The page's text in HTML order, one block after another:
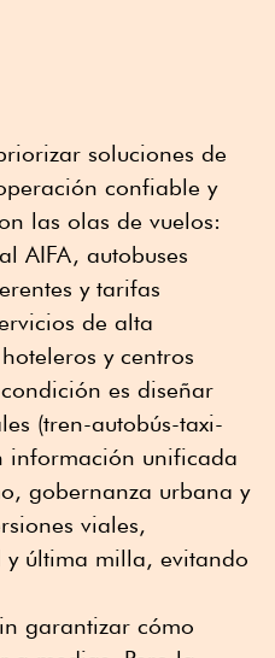
soluciones de
confiable y
las olas de vuelos:
AIFA, autobuses
y tarifas
de alta
y centros
es diseñar
(tren-autobús-taxi-
información unificada
gobernanza urbana y
viales,
y última milla, evitando
garantizar cómo